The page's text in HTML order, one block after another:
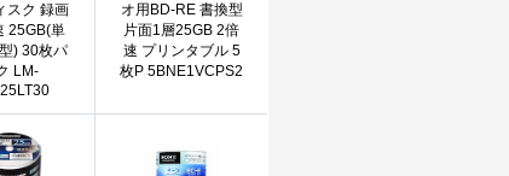
スク 録画
25GB(単
) 30枚パ
LM-
オ用BD-RE 書換型
片面1層25GB 2倍
速 プリンタブル 5
枚P 5BNE1VCPS2